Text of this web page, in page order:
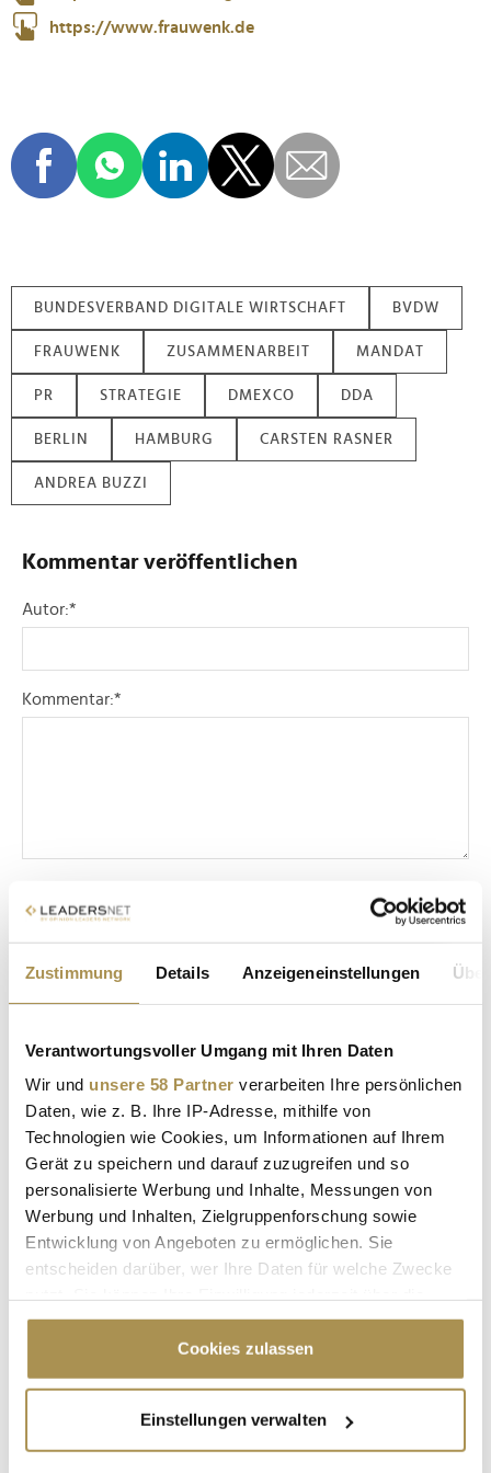
Zustimmung Details Anzeigeneinstellungen
Verantwortungsvoller Umgang mit Ihren Daten
Wir und unsere 58 Partner verarbeiten Ihre persönlichen
Daten, wie z. B. Ihre IP-Adresse, mithilfe von
Technologien wie Cookies, um Informationen auf Ihrem
Gerät zu speichern und darauf zuzugreifen und so
personalisierte Werbung und Inhalte, Messungen von
Werbung und Inhalten, Zielgruppenforschung sowie
Entwicklung von Angeboten zu ermöglichen. Sie
entscheiden darüber, wer Ihre Daten für welche Zwecke
Cookie-Erklärung oder durch Klicken auf das Privacy
Trigger Symbol ändern oder widerrufen
Informationen über Ihre geografische Lage
erfassen, welche bis auf einige Meter genau sein
Cookies zulassen
Einstellungen verwalten
https://www.frauwenk.de
BUNDESVERBAND DIGITALE WIRTSCHAFT BVDW
FRAUWENK ZUSAMMENARBEIT MANDAT
PR STRATEGIE DMEXCO DDA
BERLIN HAMBURG CARSTEN RASNER
ANDREA BUZZI
Kommentar veröffentlichen
Autor:*
Kommentar:*
ABSENDEN
LEADERSNET.TV
LAUTSCHALTEN